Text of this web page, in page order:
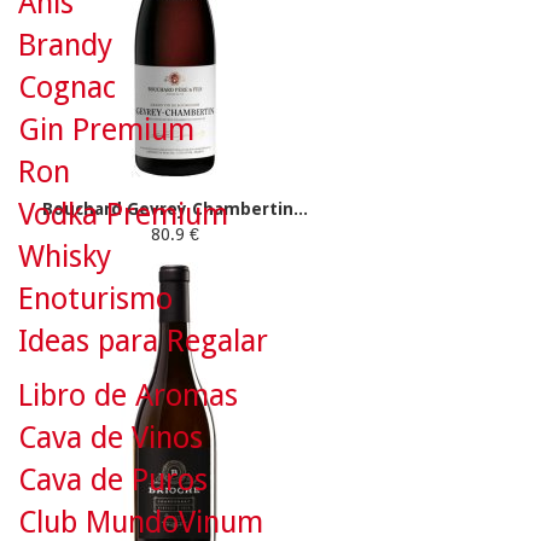
Bouchard Gevrey Chambertin...
80.9 €
Brandy
Cognac
Gin Premium
Ron
Vodka Premium
Whisky
Enoturismo
Ideas para Regalar
Libro de Aromas
Cava de Vinos
Cava de Puros
Club MundoVinum